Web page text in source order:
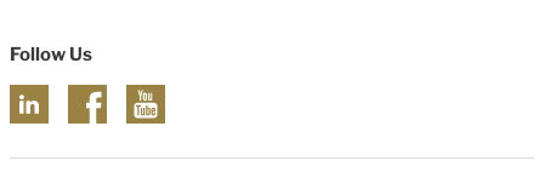
Follow Us